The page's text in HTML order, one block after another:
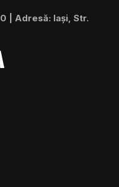
| Adresă: Iași, Str.